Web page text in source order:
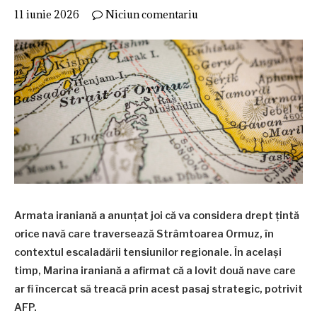
11 iunie 2026 Niciun comentariu
Armata iraniană a anunțat joi că va considera drept țintă
orice navă care traversează Strâmtoarea Ormuz, în
contextul escaladării tensiunilor regionale. În același
timp, Marina iraniană a afirmat că a lovit două nave care
ar fi încercat să treacă prin acest pasaj strategic, potrivit
AFP.